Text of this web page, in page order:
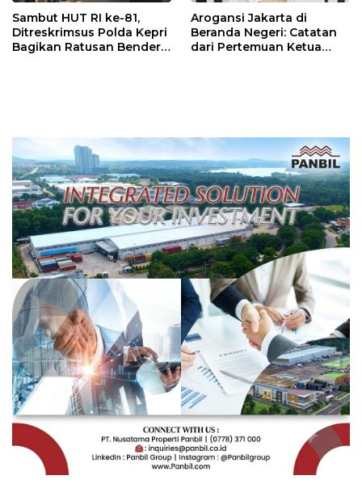
Sambut HUT RI ke-81,
Ditreskrimsus Polda Kepri
Bagikan Ratusan Bendera
Arogansi Jakarta di
Beranda Negeri: Catatan
dari Pertemuan Ketua